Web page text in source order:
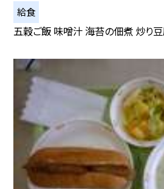
給食
五穀ご飯 味噌汁 海苔の佃煮 炒り